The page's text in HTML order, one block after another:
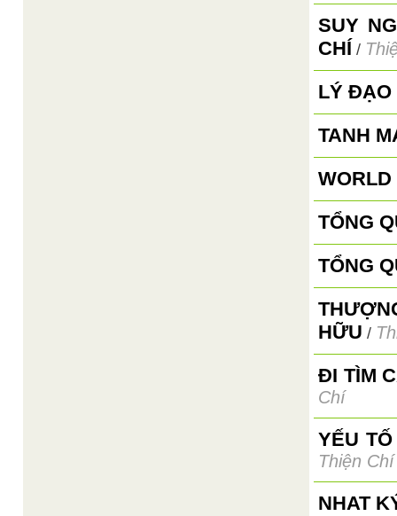
SUY
CHÍ /
LÝ ĐẠO
TANH
WORLD
TỔNG
TỔNG
HỮU /
ĐI TÌM
Chí
YẾU
Thiện Chí
NHAT